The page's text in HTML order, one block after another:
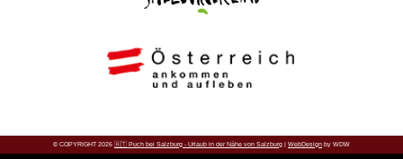
© COPYRIGHT 2026 🇦🇹 Puch bei Salzburg - Urlaub in der Nähe von Salzburg | WebDesign by WDW